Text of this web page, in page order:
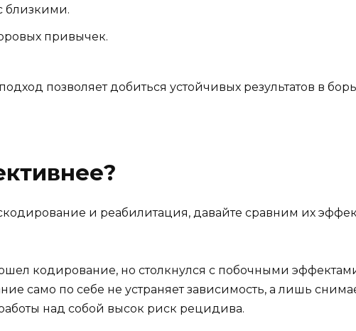
близкими.
привычек.
позволяет добиться устойчивых результатов в
и реабилитация, давайте сравним их
кодирование, но столкнулся с побочными
само по себе не устраняет зависимость, а лишь
над собой высок риск рецидива.